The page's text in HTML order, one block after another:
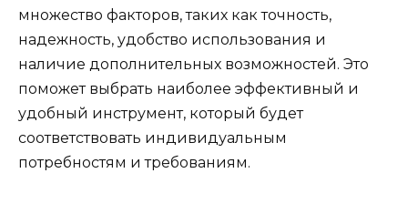
множество факторов, таких как точность,
надежность, удобство использования и
наличие дополнительных возможностей. Это
поможет выбрать наиболее эффективный и
удобный инструмент, который будет
соответствовать индивидуальным
потребностям и требованиям.